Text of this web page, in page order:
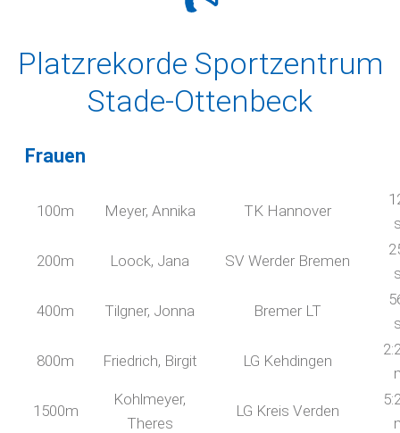
Platzrekorde Sportzentrum
Stade-Ottenbeck
Frauen
100m Meyer, Annika TK Hannover
200m Loock, Jana SV Werder Bremen
400m Tilgner, Jonna Bremer LT
800m Friedrich, Birgit LG Kehdingen
1500m
Kohlmeyer,
Theres
LG Kreis Verden